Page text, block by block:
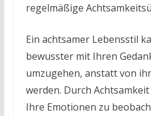
regelmäßige
Ein achtsamer Lebensstil
bewusster mit Ihren
umzugehen, anstatt von
werden. Durch
Ihre Emotionen zu